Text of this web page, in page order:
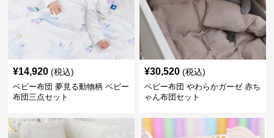
¥14,920 (税込)
ベビー布団 夢見る動物柄 ベビー
布団三点セット
¥30,520 (税込)
ベビー布団 やわらかガーゼ 赤ち
ゃん布団セット